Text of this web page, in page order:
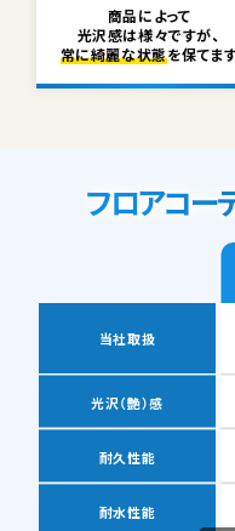
商品によって
光沢感は様々ですが、
常に綺麗な状態を保てま
フロアコー
当社取扱
光沢（艶）感
耐久性能
耐水性能